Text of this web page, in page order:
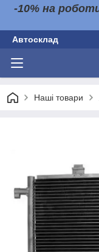
-10% на
Автосклад
Наші товари